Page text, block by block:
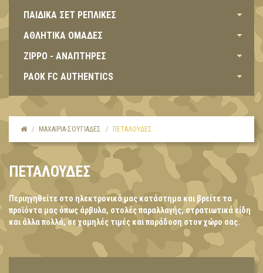
ΠΑΙΔΙΚΑ ΣΕΤ ΡΕΠΛΙΚΕΣ
ΑΘΛΗΤΙΚΑ ΟΜΑΔΕΣ
ZIPPO - ΑΝΑΠΤΗΡΕΣ
PAOK FC AUTHENTICS
ΜΑΧΑΙΡΙΑ-ΣΟΥΓΙΑΔΕΣ ΠΕΤΑΛΟΥΔΕΣ
ΠΕΤΑΛΟΥΔΕΣ
Περιηγηθείτε στο ηλεκτρονικό μας κατάστημα και βρείτε τα
προϊόντα μας όπως άρβυλα, στολές παραλλαγής, στρατιωτικά είδη
και άλλα πολλά, σε χαμηλές τιμές και παράδοση στον χώρο σας.